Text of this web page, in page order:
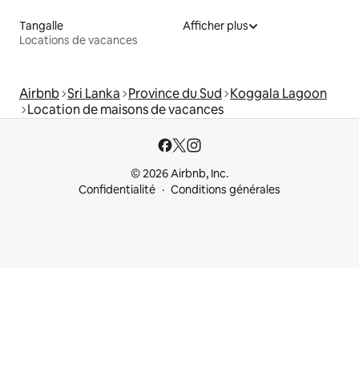
Tangalle
Locations de vacances
Afficher plus
Airbnb Sri Lanka Province du Sud Koggala Lagoon
Location de maisons de vacances
© 2026 Airbnb, Inc.
Confidentialité
Conditions générales